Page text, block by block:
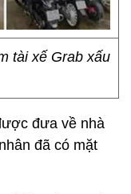
tài xế Grab xấu
đưa về nhà
đã có mặt